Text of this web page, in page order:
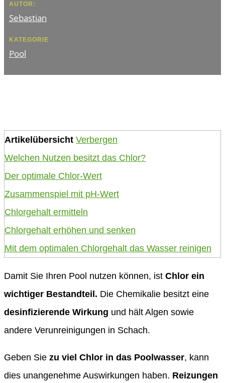
AUTOR:
Sebastian
KATEGORIE
Pool
Artikelübersicht Verbergen
Welchen Nutzen besitzt das Chlor?
Der optimale Chlor-Wert
Zusammenspiel mit pH-Wert
Chlorgehalt ermitteln
Chlorgehalt erhöhen und senken
Mit dem optimalen Chlorgehalt das Wasser reinigen
Damit Sie Ihren Pool nutzen können, ist Chlor ein
wichtiger Bestandteil. Die Chemikalie besitzt eine
desinfizierende Wirkung und hält Algen sowie
andere Verunreinigungen in Schach.
Geben Sie zu viel Chlor in das Poolwasser, kann
dies unangenehme Auswirkungen haben. Reizungen